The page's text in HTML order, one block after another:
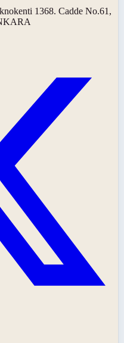
1368. Cadde No.61,